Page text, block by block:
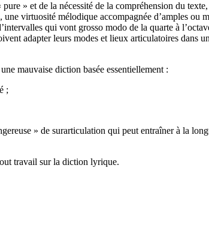
» et de la nécessité de la compréhension du
virtuosité mélodique accompagnée d’amples ou
qui vont grosso modo de la quarte à
adapter leurs modes et lieux articulatoires dans
mauvaise diction basée essentiellement :
;
» de surarticulation qui peut entraîner à la
travail sur la diction lyrique.